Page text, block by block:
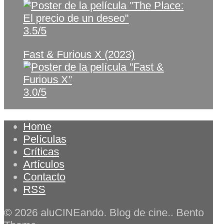
3.5/5
Fast & Furious X (2023)
3.0/5
Home
Películas
Críticas
Artículos
Contacto
RSS
© 2026 aluCINEando. Blog de cine.. Bento